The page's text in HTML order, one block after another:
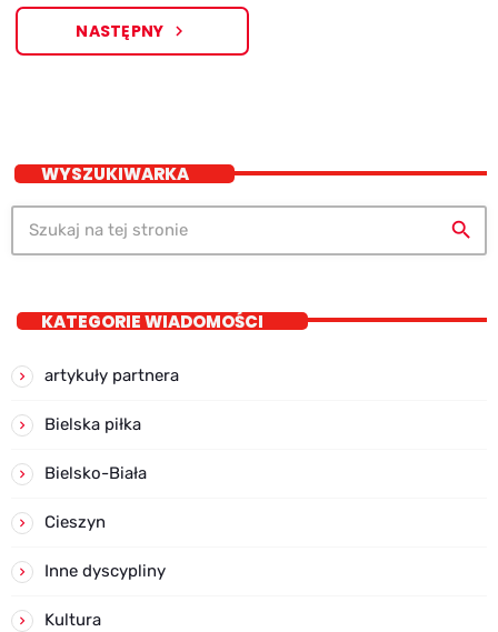
NASTĘPNY navigate_next
WYSZUKIWARKA
search
KATEGORIE WIADOMOŚCI
artykuły partnera
Bielska piłka
Bielsko-Biała
Cieszyn
Inne dyscypliny
Kultura